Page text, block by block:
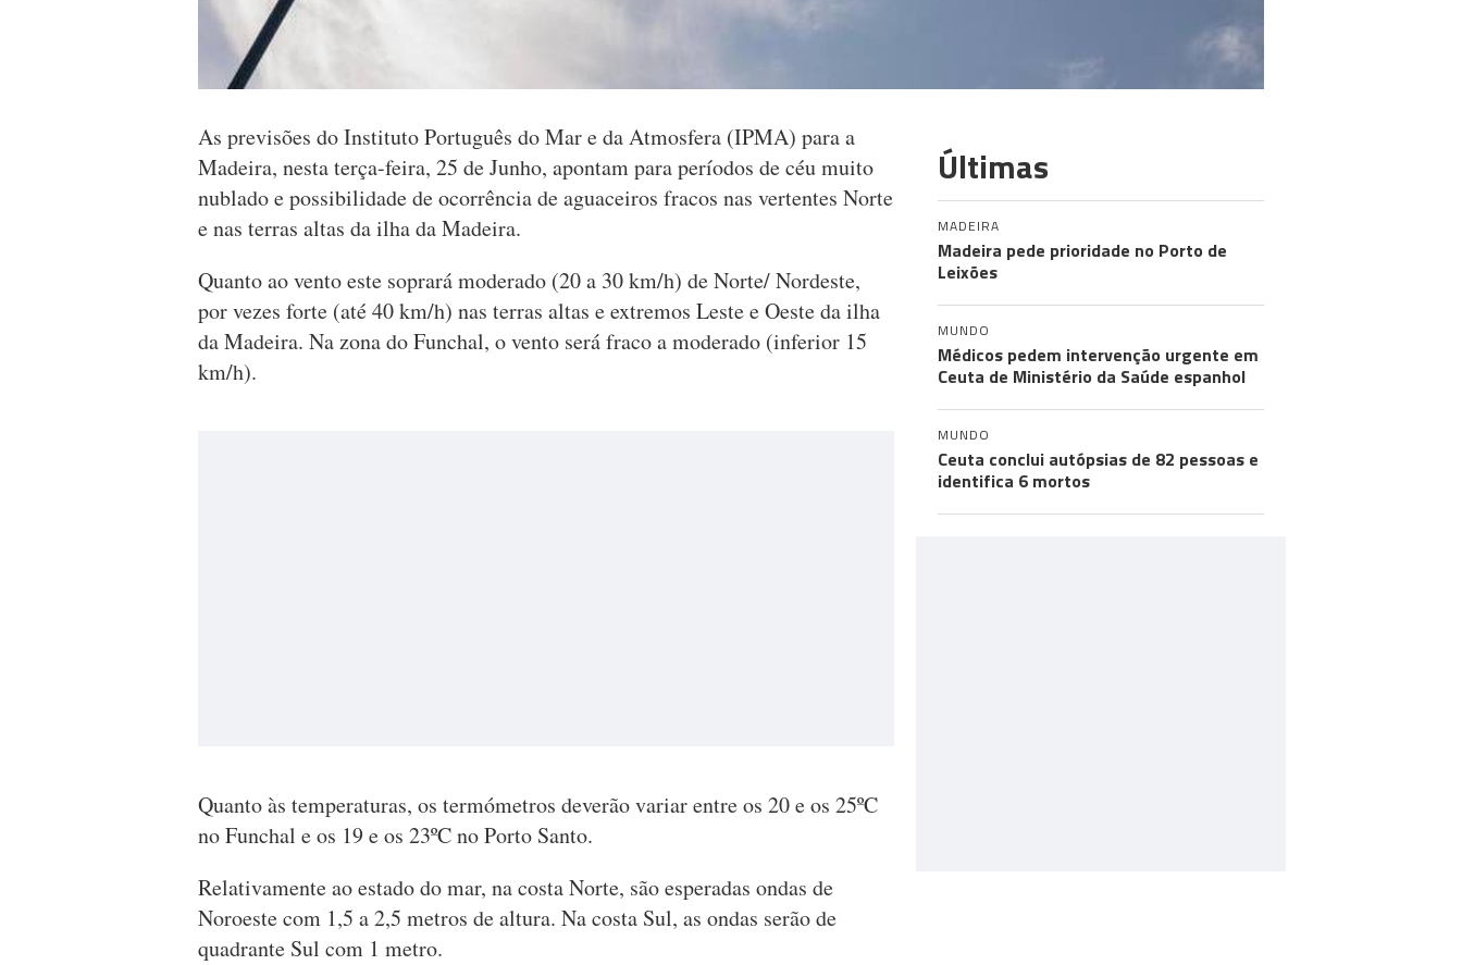
As previsões do Instituto Português do Mar e da Atmosfera (IPMA) para a
Madeira, nesta terça-feira, 25 de Junho, apontam para períodos de céu muito
nublado e possibilidade de ocorrência de aguaceiros fracos nas vertentes Norte
e nas terras altas da ilha da Madeira.
Quanto ao vento este soprará moderado (20 a 30 km/h) de Norte/ Nordeste,
por vezes forte (até 40 km/h) nas terras altas e extremos Leste e Oeste da ilha
da Madeira. Na zona do Funchal, o vento será fraco a moderado (inferior 15
km/h).
Quanto às temperaturas, os termómetros deverão variar entre os 20 e os 25ºC
no Funchal e os 19 e os 23ºC no Porto Santo.
Relativamente ao estado do mar, na costa Norte, são esperadas ondas de
Noroeste com 1,5 a 2,5 metros de altura. Na costa Sul, as ondas serão de
quadrante Sul com 1 metro.
Últimas
MADEIRA
Madeira pede prioridade no Porto de
Leixões
MUNDO
Médicos pedem intervenção urgente em
Ceuta de Ministério da Saúde espanhol
MUNDO
Ceuta conclui autópsias de 82 pessoas e
identifica 6 mortos